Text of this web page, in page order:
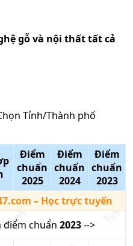
gỗ và nội thấttất cả
Tỉnh/Thành phố
Điểm
chuẩn
2025
Điểm
chuẩn
2024
Điểm
chuẩn
2023
– Học trực tuyến
điểm chuẩn 2023-->